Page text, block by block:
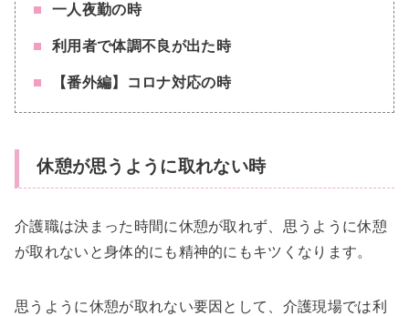
一人夜勤の時
利用者で体調不良が出た時
【番外編】コロナ対応の時
休憩が思うように取れない時
介護職は決まった時間に休憩が取れず、思うように休憩
が取れないと身体的にも精神的にもキツくなります。
思うように休憩が取れない要因として、介護現場では利